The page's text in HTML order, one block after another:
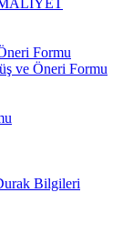
Formu
ve Öneri Formu
Bilgileri